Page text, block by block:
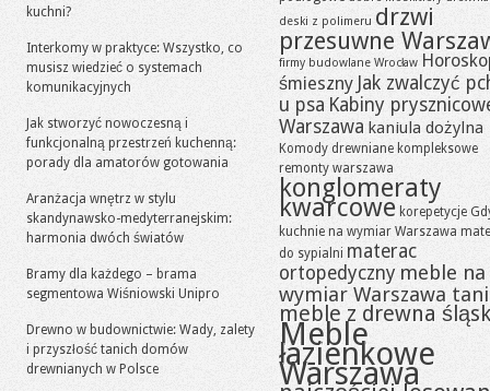
kuchni?
Interkomy w praktyce: Wszystko, co
musisz wiedzieć o systemach
komunikacyjnych
Jak stworzyć nowoczesną i
funkcjonalną przestrzeń kuchenną:
porady dla amatorów gotowania
Aranżacja wnętrz w stylu
skandynawsko-medyterranejskim:
harmonia dwóch światów
Bramy dla każdego – brama
segmentowa Wiśniowski Unipro
Drewno w budownictwie: Wady, zalety
i przyszłość tanich domów
drewnianych w Polsce
deski z polimeru drzwi
przesuwne
firmy budowlane Wrocław
śmieszny Jak zwalczyć
u psa Kabiny
Warszawa kaniula dożylna
Komody drewniane kompleksowe
remonty warszawa
konglomeraty
kwarcowe korepetycje
kuchnie na wymiar Warszawa
do sypialni materac
ortopedyczny meble na
wymiar Warszawa
meble z drewna
Meble
łazienkowe
Warszawa